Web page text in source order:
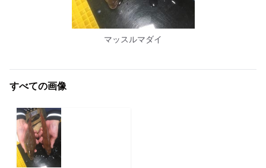
マッスルマダイ
すべての画像